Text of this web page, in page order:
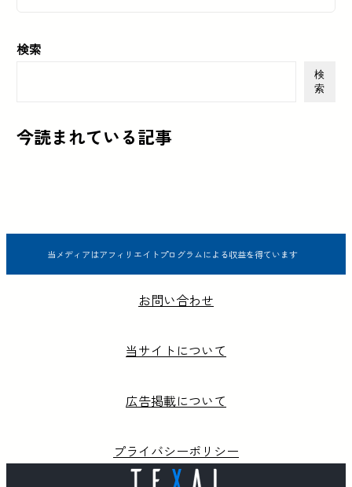
検索
検
索
今読まれている記事
当メディアはアフィリエイトプログラムによる収益を得ています
お問い合わせ
当サイトについて
広告掲載について
プライバシーポリシー